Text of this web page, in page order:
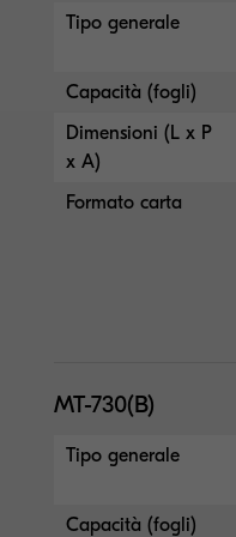
Tipo generale
Capacità (fogli)
Dimensioni (L x P
x A)
Formato carta
MT-730(B)
Tipo generale
Capacità (fogli)